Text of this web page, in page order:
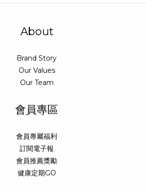
About
Brand Story
Our Values
Our Team
會員專區
會員專屬福利
訂閱電子報
會員推薦獎勵
健康定期GO